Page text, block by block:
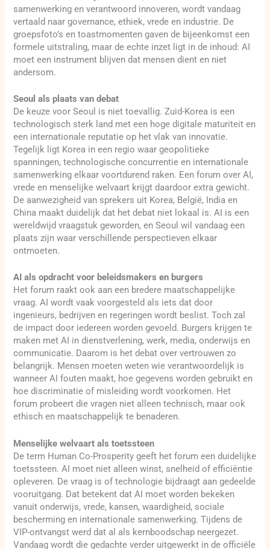
samenwerking en verantwoord innoveren, wordt vandaag
vertaald naar governance, ethiek, vrede en industrie. De
groepsfoto’s en toastmomenten gaven de bijeenkomst een
formele uitstraling, maar de echte inzet ligt in de inhoud: AI
moet een instrument blijven dat mensen dient en niet
andersom.
Seoul als plaats van debat
De keuze voor Seoul is niet toevallig. Zuid-Korea is een
technologisch sterk land met een hoge digitale maturiteit en
een internationale reputatie op het vlak van innovatie.
Tegelijk ligt Korea in een regio waar geopolitieke
spanningen, technologische concurrentie en internationale
samenwerking elkaar voortdurend raken. Een forum over AI,
vrede en menselijke welvaart krijgt daardoor extra gewicht.
De aanwezigheid van sprekers uit Korea, België, India en
China maakt duidelijk dat het debat niet lokaal is. AI is een
wereldwijd vraagstuk geworden, en Seoul wil vandaag een
plaats zijn waar verschillende perspectieven elkaar
ontmoeten.
AI als opdracht voor beleidsmakers en burgers
Het forum raakt ook aan een bredere maatschappelijke
vraag. AI wordt vaak voorgesteld als iets dat door
ingenieurs, bedrijven en regeringen wordt beslist. Toch zal
de impact door iedereen worden gevoeld. Burgers krijgen te
maken met AI in dienstverlening, werk, media, onderwijs en
communicatie. Daarom is het debat over vertrouwen zo
belangrijk. Mensen moeten weten wie verantwoordelijk is
wanneer AI fouten maakt, hoe gegevens worden gebruikt en
hoe discriminatie of misleiding wordt voorkomen. Het
forum probeert die vragen niet alleen technisch, maar ook
ethisch en maatschappelijk te benaderen.
Menselijke welvaart als toetssteen
De term Human Co-Prosperity geeft het forum een duidelijke
toetssteen. AI moet niet alleen winst, snelheid of efficiëntie
opleveren. De vraag is of technologie bijdraagt aan gedeelde
vooruitgang. Dat betekent dat AI moet worden bekeken
vanuit onderwijs, vrede, kansen, waardigheid, sociale
bescherming en internationale samenwerking. Tijdens de
VIP-ontvangst werd dat al als kernboodschap neergezet.
Vandaag wordt die gedachte verder uitgewerkt in de officiële